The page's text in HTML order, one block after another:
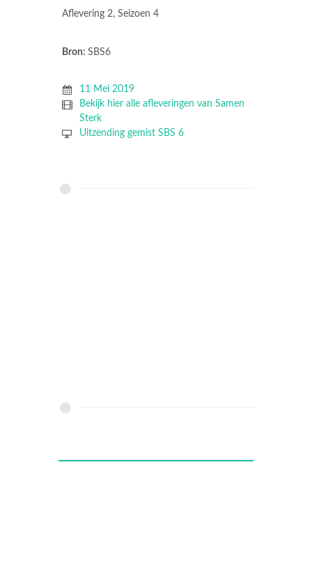
Aflevering 2, Seizoen 4
Bron: SBS6
11 Mei 2019
Bekijk hier alle afleveringen van Samen
Sterk
Uitzending gemist SBS 6